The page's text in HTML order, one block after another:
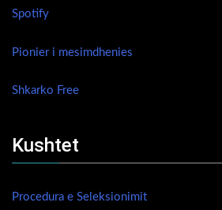
Spotify
Pionier i mesimdhenies
Shkarko Free
Kushtet
Procedura e Seleksionimit